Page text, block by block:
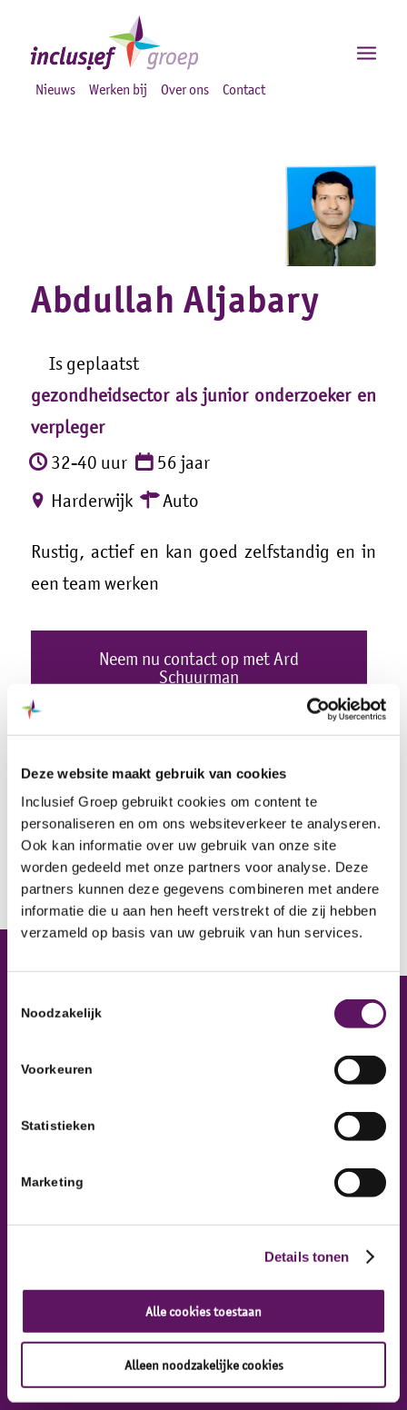
Deze website maakt gebruik van cookies
Inclusief Groep gebruikt cookies om content te
personaliseren en om ons websiteverkeer te analyseren.
Ook kan informatie over uw gebruik van onze site
worden gedeeld met onze partners voor analyse. Deze
partners kunnen deze gegevens combineren met andere
informatie die u aan hen heeft verstrekt of die zij hebben
verzameld op basis van uw gebruik van hun services.
Noodzakelijk
Voorkeuren
Statistieken
Marketing
Details tonen
Alle cookies toestaan
Alleen noodzakelijke cookies
Nieuws Werken bij Over ons Contact
Abdullah Aljabary
Is geplaatst
gezondheidsector als junior onderzoeker en
verpleger
32-40 uur
56 jaar
Harderwijk
Auto
Rustig, actief en kan goed zelfstandig en in
een team werken
Neem nu contact op met Ard
Schuurman
Inclusief Groep, Werkontwikkelbedrijf
8071 CS Nunspeet